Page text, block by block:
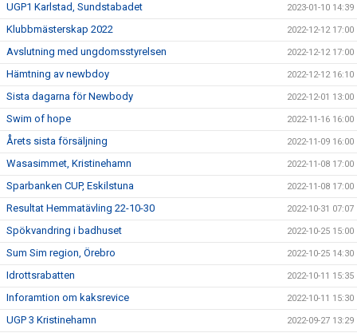
UGP1 Karlstad, Sundstabadet 2023-01-10 14:39
Klubbmästerskap 2022 2022-12-12 17:00
Avslutning med ungdomsstyrelsen 2022-12-12 17:00
Hämtning av newbdoy 2022-12-12 16:10
Sista dagarna för Newbody 2022-12-01 13:00
Swim of hope 2022-11-16 16:00
Årets sista försäljning 2022-11-09 16:00
Wasasimmet, Kristinehamn 2022-11-08 17:00
Sparbanken CUP, Eskilstuna 2022-11-08 17:00
Resultat Hemmatävling 22-10-30 2022-10-31 07:07
Spökvandring i badhuset 2022-10-25 15:00
Sum Sim region, Örebro 2022-10-25 14:30
Idrottsrabatten 2022-10-11 15:35
Inforamtion om kaksrevice 2022-10-11 15:30
UGP 3 Kristinehamn 2022-09-27 13:29